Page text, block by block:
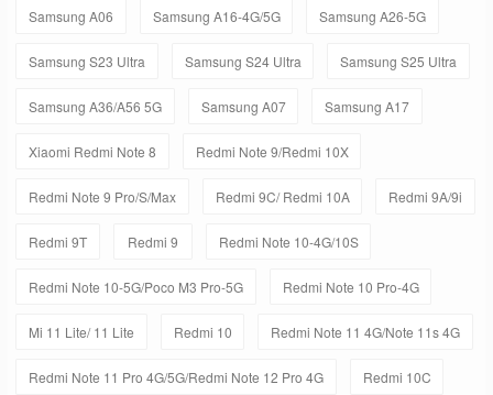
Samsung A06 Samsung A16-4G/5G Samsung A26-5G
Samsung S23 Ultra Samsung S24 Ultra Samsung S25 Ultra
Samsung A36/A56 5G Samsung A07 Samsung A17
Xiaomi Redmi Note 8 Redmi Note 9/Redmi 10X
Redmi Note 9 Pro/S/Max Redmi 9C/ Redmi 10A Redmi 9A/9i
Redmi 9T Redmi 9 Redmi Note 10-4G/10S
Redmi Note 10-5G/Poco M3 Pro-5G Redmi Note 10 Pro-4G
Mi 11 Lite/ 11 Lite Redmi 10 Redmi Note 11 4G/Note 11s 4G
Redmi Note 11 Pro 4G/5G/Redmi Note 12 Pro 4G Redmi 10C